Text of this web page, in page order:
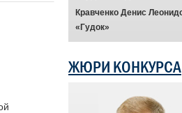
в центре
совета
России
Кравченко Денис
«Гудок»
ЖЮРИ КОНКУРСА